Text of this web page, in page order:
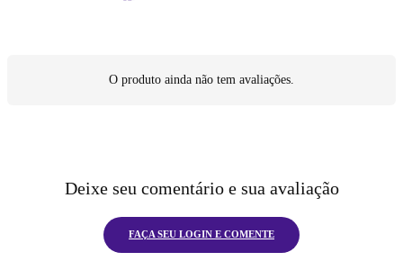
O produto ainda não tem avaliações.
Deixe seu comentário e sua avaliação
FAÇA SEU LOGIN E COMENTE